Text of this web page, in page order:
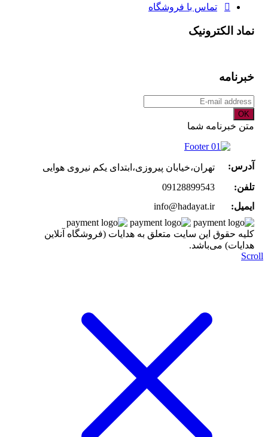
تماس با فروشگاه
نماد الکترونیک
خبرنامه
متن خبرنامه شما
آدرس:
تهران،خیابان پیروزی،ابتدای یکم نیروی هوایی
تلفن:
09128899543
ایمیل:
info@hadayat.ir
کليه حقوق اين سايت متعلق به هدایات (فروشگاه آنلاین
هدایات) می‌باشد.